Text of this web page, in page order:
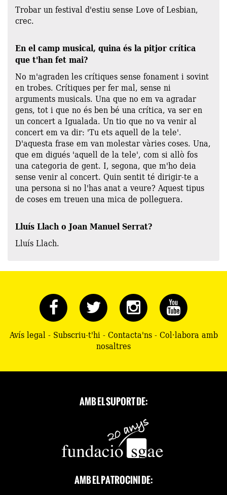
Trobar un festival d'estiu sense Love of Lesbian,
crec.
En el camp musical, quina és la pitjor crítica
que t'han fet mai?
No m'agraden les crítiques sense fonament i sovint
en trobes. Crítiques per fer mal, sense ni
arguments musicals. Una que no em va agradar
gens, tot i que no és ben bé una crítica, va ser en
un concert a Igualada. Un tio que no va venir al
concert em va dir: 'Tu ets aquell de la tele'.
D'aquesta frase em van molestar vàries coses. Una,
que em digués 'aquell de la tele', com si allò fos
una categoria de gent. I, segona, que m'ho deia
sense venir al concert. Quin sentit té dirigir-te a
una persona si no l'has anat a veure? Aquest tipus
de coses em treuen una mica de polleguera.
Lluís Llach o Joan Manuel Serrat?
Lluís Llach.
Avís legal- Subscriu-t'hi-Contacta'ns-Col·labora amb
nosaltres
AMB EL SUPORT DE:
AMB EL PATROCINI DE: